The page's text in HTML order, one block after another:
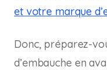
et votre marque
Donc, préparez-
d’embauche en